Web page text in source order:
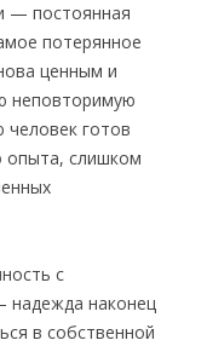
— постоянная
потерянное
ценным и
неповторимую
человек готов
опыта, слишком
с
надежда наконец
в собственной